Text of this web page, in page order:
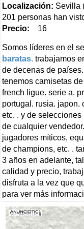
Localización: Sevilla
201 personas han
Precio: 16
Somos líderes en el
baratas. trabajamos
de decenas de
tenemos camisetas
french ligue. serie a.
portugal. rusia. japon.
etc. . y de
de cualquier
jugadores míticos,
de champions, etc. .
3 años en adelante,
calidad y precio,
disfruta a la vez que
para ver más